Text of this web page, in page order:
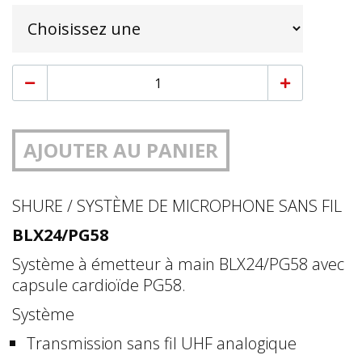
AJOUTER AU PANIER
SHURE / SYSTÈME DE MICROPHONE SANS FIL
BLX24/PG58
Système à émetteur à main BLX24/PG58 avec
capsule cardioïde PG58.
Système
Transmission sans fil UHF analogique